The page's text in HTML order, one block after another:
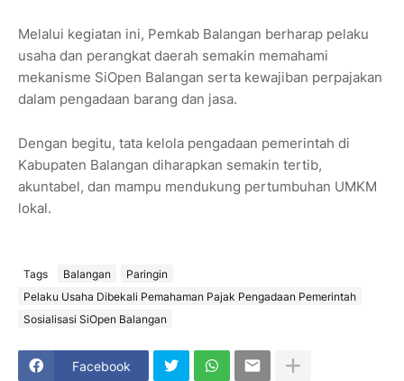
Melalui kegiatan ini, Pemkab Balangan berharap pelaku
usaha dan perangkat daerah semakin memahami
mekanisme SiOpen Balangan serta kewajiban perpajakan
dalam pengadaan barang dan jasa.
Dengan begitu, tata kelola pengadaan pemerintah di
Kabupaten Balangan diharapkan semakin tertib,
akuntabel, dan mampu mendukung pertumbuhan UMKM
lokal.
Tags Balangan
Paringin
Pelaku Usaha Dibekali Pemahaman Pajak Pengadaan Pemerintah
Sosialisasi SiOpen Balangan
Facebook